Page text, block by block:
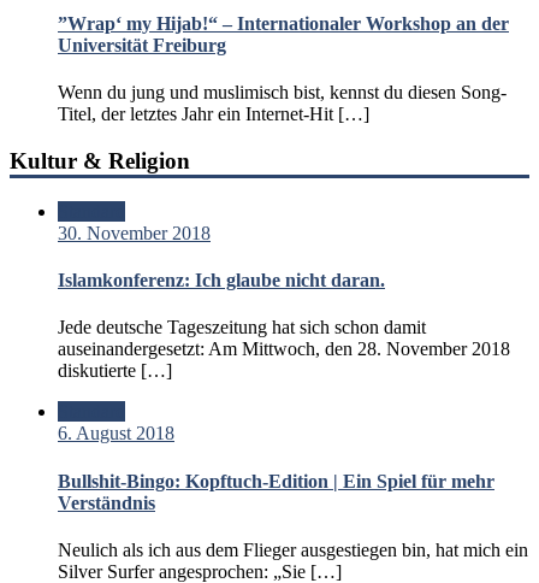
”Wrap‘ my Hijab!“ – Internationaler Workshop an der
Universität Freiburg
Wenn du jung und muslimisch bist, kennst du diesen Song-
Titel, der letztes Jahr ein Internet-Hit […]
Kultur & Religion
30. November 2018
Islamkonferenz: Ich glaube nicht daran.
Jede deutsche Tageszeitung hat sich schon damit
auseinandergesetzt: Am Mittwoch, den 28. November 2018
diskutierte […]
6. August 2018
Bullshit-Bingo: Kopftuch-Edition | Ein Spiel für mehr
Verständnis
Neulich als ich aus dem Flieger ausgestiegen bin, hat mich ein
Silver Surfer angesprochen: „Sie […]